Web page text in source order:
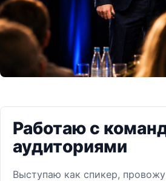
Работаю с
аудиториями
Выступаю как спикер,